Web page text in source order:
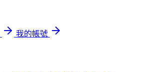
我的帳號